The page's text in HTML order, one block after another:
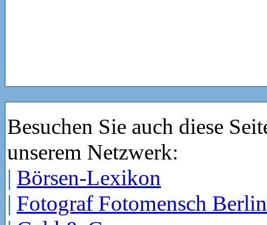
Besuchen Sie auch diese
unserem Netzwerk:
| Börsen-Lexikon
| Fotograf Fotomensch Berlin